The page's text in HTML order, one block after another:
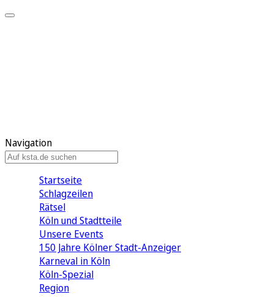
Navigation
Startseite
Schlagzeilen
Rätsel
Köln und Stadtteile
Unsere Events
150 Jahre Kölner Stadt-Anzeiger
Karneval in Köln
Köln-Spezial
Region